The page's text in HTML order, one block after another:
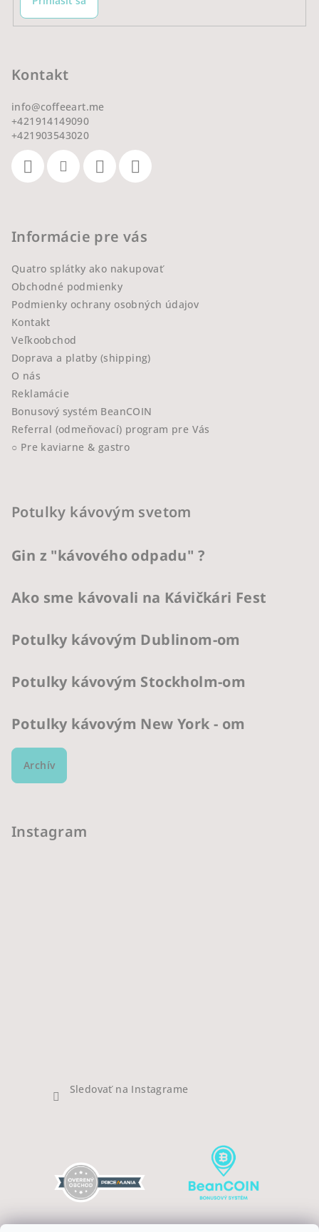
Kontakt
info@coffeeart.me
+421914149090
+421903543020
Informácie pre vás
Quatro splátky ako nakupovať
Obchodné podmienky
Podmienky ochrany osobných údajov
Kontakt
Veľkoobchod
Doprava a platby (shipping)
O nás
Reklamácie
Bonusový systém BeanCOIN
Referral (odmeňovací) program pre Vás
○ Pre kaviarne & gastro
Potulky kávovým svetom
Gin z "kávového odpadu" ?
Ako sme kávovali na Kávičkári Fest
Potulky kávovým Dublinom-om
Potulky kávovým Stockholm-om
Potulky kávovým New York - om
Archív
Instagram
Sledovať na Instagrame